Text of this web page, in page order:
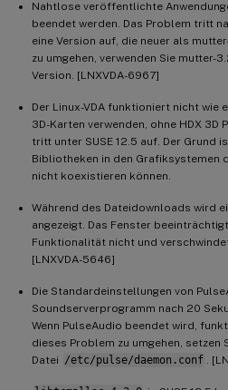
Nahtlose veröffentlichte
beendet werden. Das Problem tritt
eine Version auf, die neuer als
zu umgehen, verwenden Sie mutter-
Version. [LNXVDA-6967]
Der Linux-VDA funktioniert nicht wie
3D-Karten verwenden, ohne HDX 3D
tritt unter SUSE 12.5 auf. Der Grund
Bibliotheken in den Grafiksystemen
nicht koexistieren können.
Während des Dateidownloads wird
angezeigt. Das Fenster
Funktionalität nicht und
[LNXVDA-5646]
Die Standardeinstellungen von
Soundserverprogramm nach 20
Wenn PulseAudio beendet wird,
dieses Problem zu umgehen, setzen
Datei /etc/pulse/daemon.conf .